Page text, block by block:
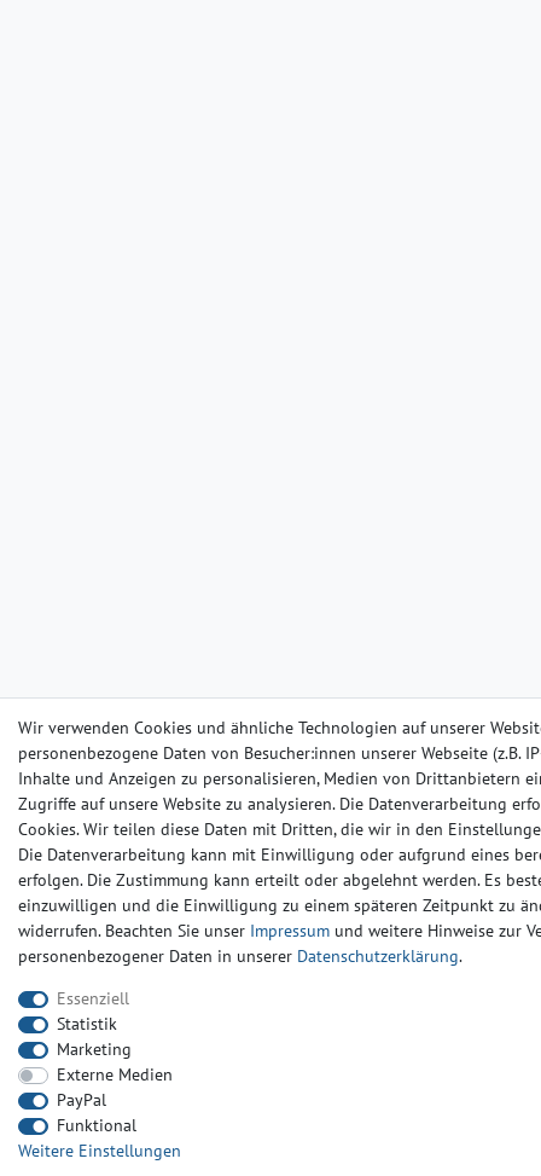
Wir verwenden Cookies und ähnliche Technologien auf unserer
personenbezogene Daten von Besucher:innen unserer Webseite (z.B.
Inhalte und Anzeigen zu personalisieren, Medien von Drittanbietern
Zugriffe auf unsere Website zu analysieren. Die Datenverarbeitung
Cookies. Wir teilen diese Daten mit Dritten, die wir in den
Die Datenverarbeitung kann mit Einwilligung oder aufgrund eines
erfolgen. Die Zustimmung kann erteilt oder abgelehnt werden. Es
einzuwilligen und die Einwilligung zu einem späteren Zeitpunkt zu
widerrufen. Beachten Sie unser Impressum und weitere Hinweise zur
personenbezogener Daten in unserer Daten­schutz­erklärung.
Essenziell
Statistik
Marketing
Externe Medien
PayPal
Funktional
Weitere Einstellungen